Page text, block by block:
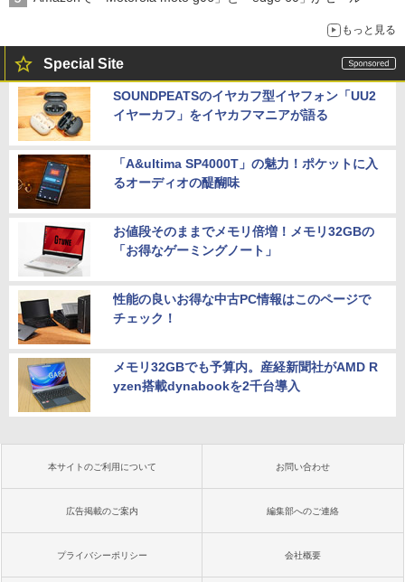
もっと見る
Special Site
SOUNDPEATSのイヤカフ型イヤフォン「UU2
イヤーカフ」をイヤカフマニアが語る
「A&ultima SP4000T」の魅力！ポケットに入
るオーディオの醍醐味
お値段そのままでメモリ倍増！メモリ32GBの
「お得なゲーミングノート」
性能の良いお得な中古PC情報はこのページで
チェック！
メモリ32GBでも予算内。産経新聞社がAMD R
yzen搭載dynabookを2千台導入
本サイトのご利用について お問い合わせ
広告掲載のご案内 編集部へのご連絡
プライバシーポリシー 会社概要